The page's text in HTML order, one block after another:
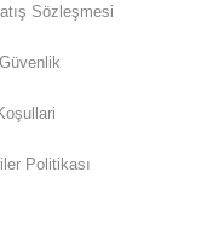
Sözleşmesi
Politikası